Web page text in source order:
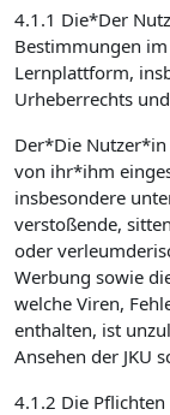
4.1.1 Die*Der
Bestimmungen
Lernplattform,
Urheberrechts
Der*Die
von ihr*ihm
insbesondere
verstoßende,
oder
Werbung sowie
welche Viren,
enthalten, ist
Ansehen der JKU
4.1.2 Die